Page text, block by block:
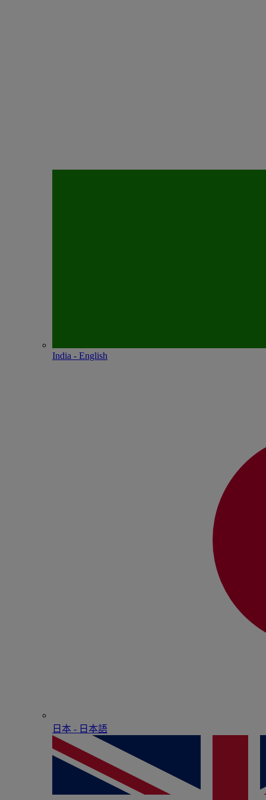
India - English
日本 - ⽇本語